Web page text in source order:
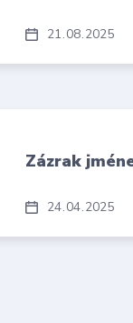
21 08 2025
24 04 2025
Zázrak